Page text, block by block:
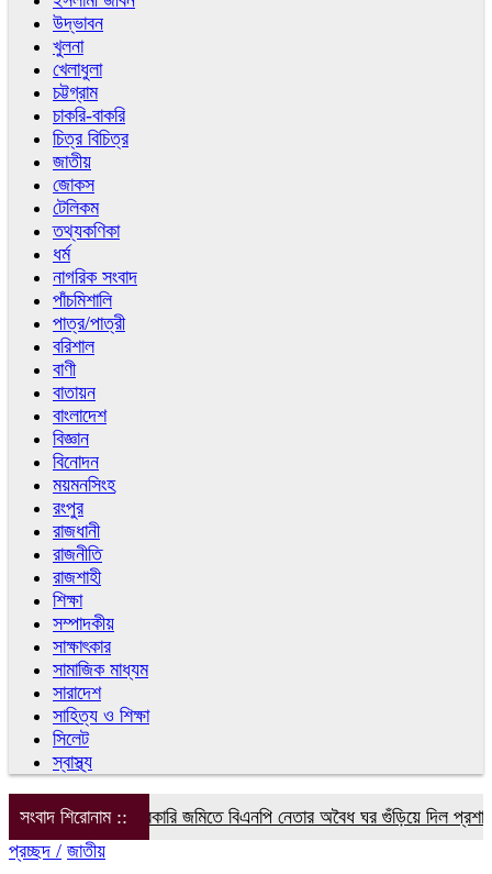
উদ্ভাবন
খুলনা
খেলাধুলা
চট্টগ্রাম
চাকরি-বাকরি
চিত্র বিচিত্র
জাতীয়
জোকস
টেলিকম
তথ্যকণিকা
ধর্ম
নাগরিক সংবাদ
পাঁচমিশালি
পাত্র/পাত্রী
বরিশাল
বাণী
বাতায়ন
বাংলাদেশ
বিজ্ঞান
বিনোদন
ময়মনসিংহ
রংপুর
রাজধানী
রাজনীতি
রাজশাহী
শিক্ষা
সম্পাদকীয়
সাক্ষাৎকার
সামাজিক মাধ্যম
সারাদেশ
সাহিত্য ও শিক্ষা
সিলেট
স্বাস্থ্য
সংবাদ শিরোনাম ::
সরকারি জমিতে বিএনপি নেতার অবৈধ ঘর গুঁড়িয়ে দিল প্রশাসন
প্রচ্ছদ / জাতীয়